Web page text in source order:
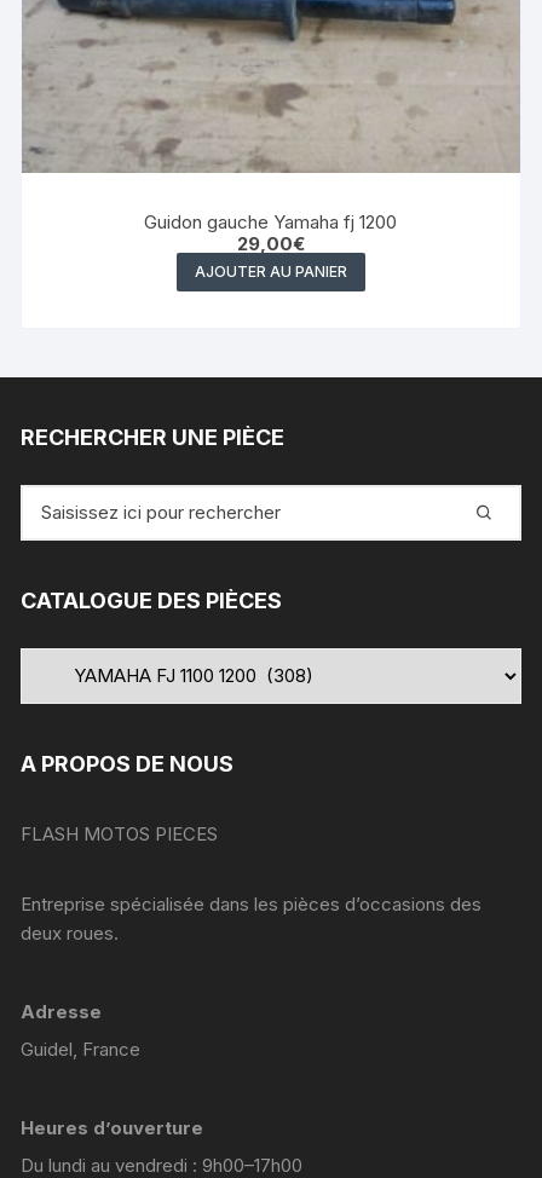
Guidon gauche Yamaha fj 1200
29,00€
AJOUTER AU PANIER
RECHERCHER UNE PIÈCE
pour
CATALOGUE DES PIÈCES
A PROPOS DE NOUS
FLASH MOTOS PIECES
Entreprise spécialisée dans les pièces d’occasions des
deux roues.
Adresse
Guidel, France
Heures d’ouverture
Du lundi au vendredi : 9h00–17h00